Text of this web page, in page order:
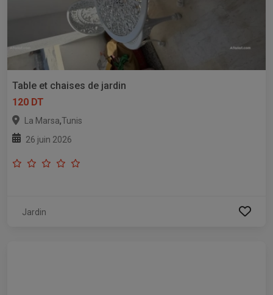
Table et chaises de jardin
120 DT
La Marsa,Tunis
26 juin 2026
Jardin